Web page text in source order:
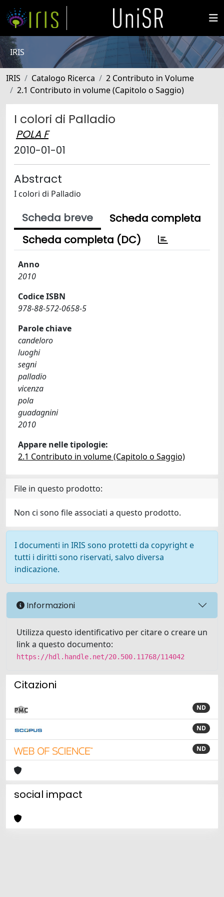
IRIS
IRIS Catalogo Ricerca
2 Contributo in Volume
2.1 Contributo in volume (Capitolo o Saggio)
I colori di Palladio
POLA F
2010-01-01
Abstract
I colori di Palladio
Scheda breve
Scheda completa
Scheda completa (DC)
Anno
2010
Codice ISBN
978-88-572-0658-5
Parole chiave
candeloro
luoghi
segni
palladio
vicenza
pola
guadagnini
2010
Appare nelle tipologie:
2.1 Contributo in volume (Capitolo o Saggio)
File in questo prodotto:
Non ci sono file associati a questo prodotto.
I documenti in IRIS sono protetti da copyright e
tutti i diritti sono riservati, salvo diversa
indicazione.
Informazioni
Utilizza questo identificativo per citare o creare un
link a questo documento:
https://hdl.handle.net/20.500.11768/114042
Citazioni
ND
ND
ND
social impact